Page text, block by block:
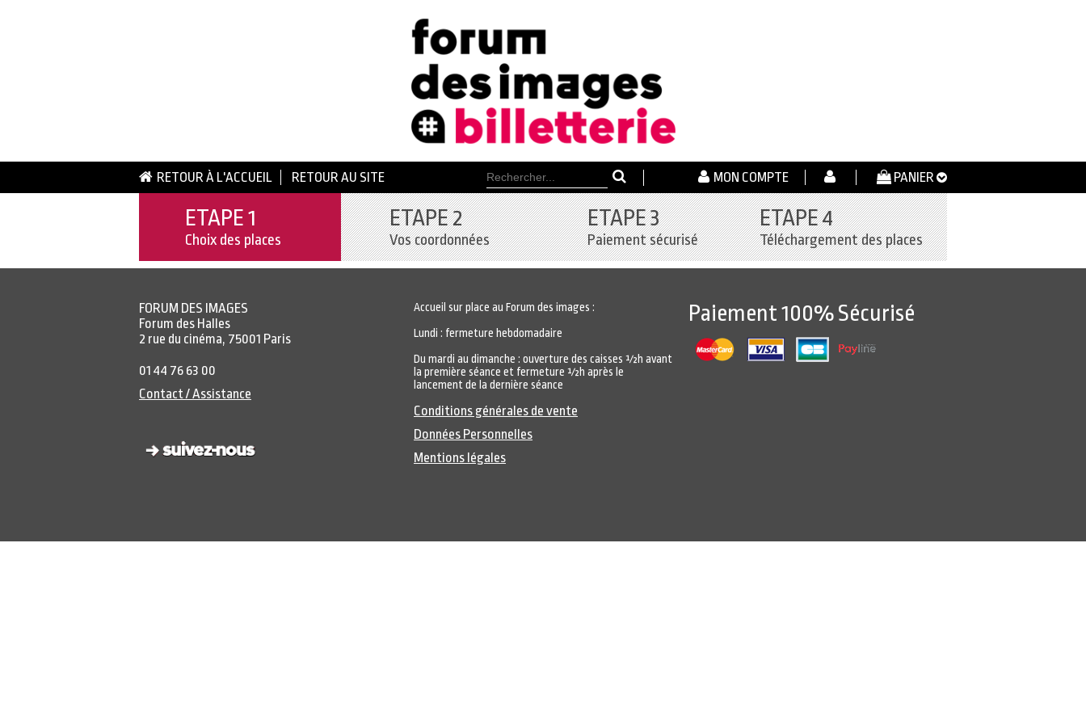
MON COMPTE PANIER
RETOUR À L'ACCUEIL RETOUR AU SITE
ETAPE 1 ETAPE 2 ETAPE 3 ETAPE 4
Choix des places Vos coordonnées Paiement sécurisé Téléchargement des places
FORUM DES IMAGES
Forum des Halles
2 rue du cinéma, 75001 Paris
01 44 76 63 00
Contact / Assistance
Accueil sur place au Forum des images :
Lundi : fermeture hebdomadaire
Du mardi au dimanche : ouverture des caisses ½h avant
la première séance et fermeture ½h après le
lancement de la dernière séance
Conditions générales de vente
Données Personnelles
Mentions légales
Paiement 100% Sécurisé